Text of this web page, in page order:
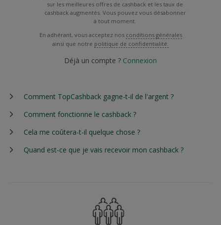
sur les meilleures offres de cashback et les taux de
cashback augmentés. Vous pouvez vous désabonner
à tout moment.
En adhérant, vous acceptez nos conditions générales
ainsi que notre politique de confidentialité.
Déjà un compte ? Connexion
Comment TopCashback gagne-t-il de l'argent ?
Comment fonctionne le cashback ?
Cela me coûtera-t-il quelque chose ?
Quand est-ce que je vais recevoir mon cashback ?